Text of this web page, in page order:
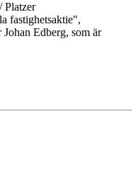
Platzer
fastighetsaktie",
Edberg, som är